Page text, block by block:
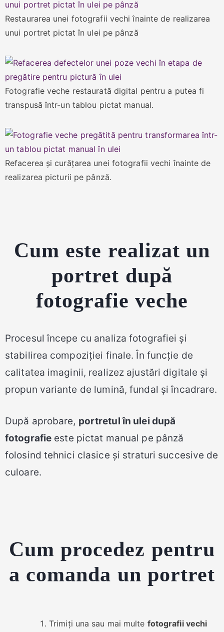
Restaurarea unei fotografii vechi înainte de realizarea
unui portret pictat în ulei pe pânză
Fotografie veche restaurată digital pentru a putea fi
transpusă într-un tablou pictat manual.
Refacerea și curățarea unei fotografii vechi înainte de
realizarea picturii pe pânză.
Cum este realizat un
portret după
fotografie veche
Procesul începe cu analiza fotografiei și
stabilirea compoziției finale. În funcție de
calitatea imaginii, realizez ajustări digitale și
propun variante de lumină, fundal și încadrare.
După aprobare, portretul în ulei după
fotografie este pictat manual pe pânză
folosind tehnici clasice și straturi succesive de
culoare.
Cum procedez pentru
a comanda un portret
Trimiți una sau mai multe fotografii vechi